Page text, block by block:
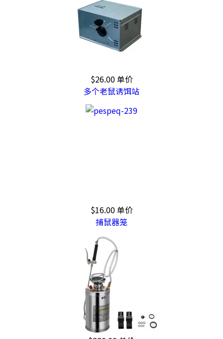
$26.00单价
多个老鼠诱饵站
$16.00单价
捕鼠器笼